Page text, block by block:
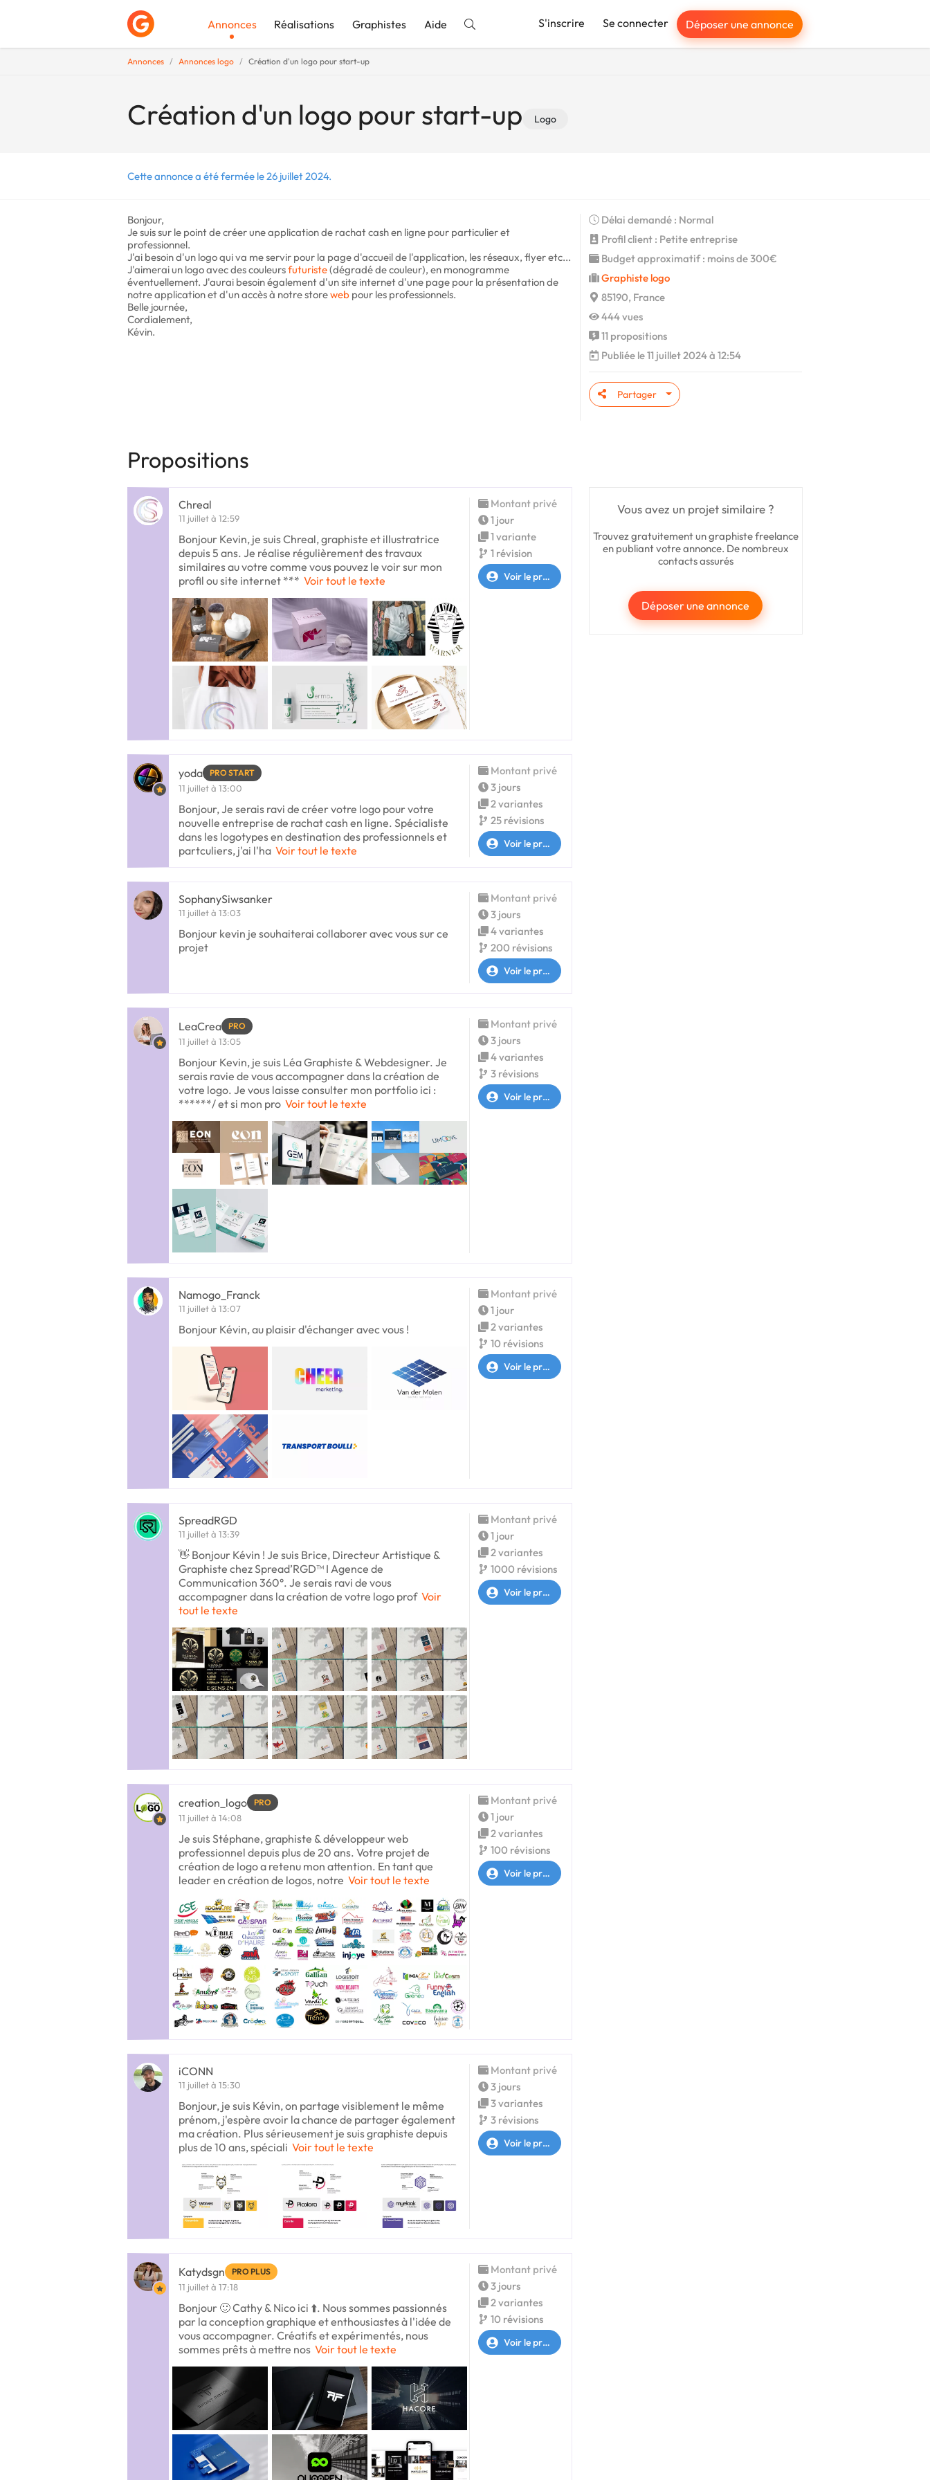
Annonces Réalisations Graphistes Aide S'inscrire Se connecter Déposer une annonce
Annonces Annonces logo Création d'un logo pour start-up
Création d'un logo pour start-up Logo
Cette annonce a été fermée le 26 juillet 2024.
Bonjour,
Je suis sur le point de créer une application de rachat cash en ligne pour particulier et
professionnel.
J'ai besoin d'un logo qui va me servir pour la page d'accueil de l'application, les réseaux, flyer etc...
J'aimerai un logo avec des couleursfuturiste(dégradé de couleur), en monogramme
éventuellement. J'aurai besoin également d'un site internet d'une page pour la présentation de
notre application et d'un accès à notre storeweb pour les professionnels.
Belle journée,
Cordialement,
Kévin.
Délai demandé : Normal
Profil client : Petite entreprise
Budget approximatif : moins de 300€
Graphiste logo
85190, France
444 vues
11 propositions
Publiée le 11 juillet 2024 à 12:54
Partager
Propositions
Vous avez un projet similaire ?
Trouvez gratuitement un graphiste freelance
en publiant votre annonce. De nombreux
contacts assurés
Déposer une annonce
Chreal
11 juillet à 12:59
Bonjour Kevin, je suis Chreal, graphiste et illustratrice
depuis 5 ans. Je réalise régulièrement des travaux
similaires au votre comme vous pouvez le voir sur mon
profil ou site internet *** Voir tout le texte
Montant privé
1 jour
1 variante
1 révision
Voir le profil
yoda PRO START
11 juillet à 13:00
Bonjour, Je serais ravi de créer votre logo pour votre
nouvelle entreprise de rachat cash en ligne. Spécialiste
dans les logotypes en destination des professionnels et
partculiers, j'ai l'ha Voir tout le texte
Montant privé
3 jours
2 variantes
25 révisions
Voir le profil
SophanySiwsanker
11 juillet à 13:03
Bonjour kevin je souhaiterai collaborer avec vous sur ce
projet
Montant privé
3 jours
4 variantes
200 révisions
Voir le profil
LeaCrea PRO
11 juillet à 13:05
Bonjour Kevin, je suis Léa Graphiste & Webdesigner. Je
serais ravie de vous accompagner dans la création de
votre logo. Je vous laisse consulter mon portfolio ici :
******/ et si mon pro Voir tout le texte
Montant privé
3 jours
4 variantes
3 révisions
Voir le profil
Namogo_Franck
11 juillet à 13:07
Bonjour Kévin, au plaisir d'échanger avec vous !
Montant privé
1 jour
2 variantes
10 révisions
Voir le profil
SpreadRGD
11 juillet à 13:39
👋 Bonjour Kévin ! Je suis Brice, Directeur Artistique &
Graphiste chez Spread’RGD™ I Agence de
Communication 360°. Je serais ravi de vous
accompagner dans la création de votre logo prof Voir
tout le texte
Montant privé
1 jour
2 variantes
1000 révisions
Voir le profil
creation_logo PRO
11 juillet à 14:08
Je suis Stéphane, graphiste & développeur web
professionnel depuis plus de 20 ans. Votre projet de
création de logo a retenu mon attention. En tant que
leader en création de logos, notre Voir tout le texte
Montant privé
1 jour
2 variantes
100 révisions
Voir le profil
iCONN
11 juillet à 15:30
Bonjour, je suis Kévin, on partage visiblement le même
prénom, j'espère avoir la chance de partager également
ma création. Plus sérieusement je suis graphiste depuis
plus de 10 ans, spéciali Voir tout le texte
Montant privé
3 jours
3 variantes
3 révisions
Voir le profil
Katydsgn PRO PLUS
11 juillet à 17:18
Bonjour 🙂 Cathy & Nico ici ⬆️. Nous sommes passionnés
par la conception graphique et enthousiastes à l'idée de
vous accompagner. Créatifs et expérimentés, nous
sommes prêts à mettre nos Voir tout le texte
Montant privé
3 jours
2 variantes
10 révisions
Voir le profil